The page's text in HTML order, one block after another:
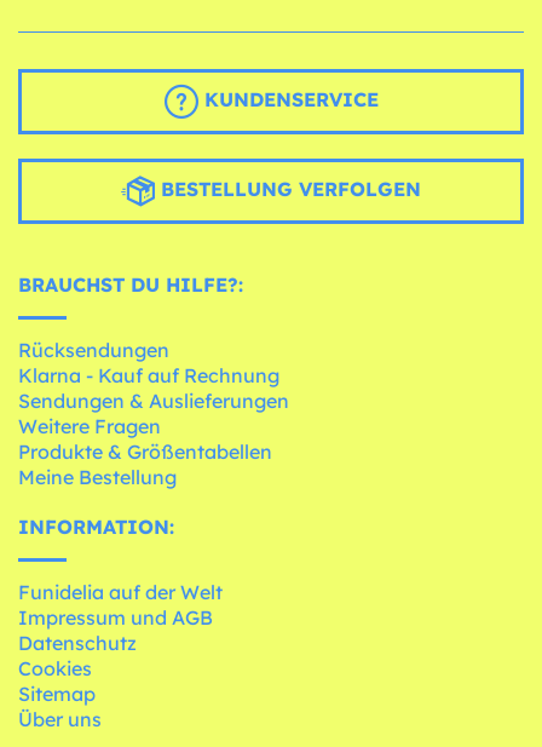
KUNDENSERVICE
BESTELLUNG VERFOLGEN
BRAUCHST DU HILFE?:
Rücksendungen
Klarna - Kauf auf Rechnung
Sendungen & Auslieferungen
Weitere Fragen
Produkte & Größentabellen
Meine Bestellung
INFORMATION:
Funidelia auf der Welt
Impressum und AGB
Datenschutz
Cookies
Sitemap
Über uns